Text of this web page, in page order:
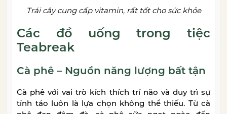
Trái cây cung cấp vitamin, rất tốt cho sức khỏe
Các đồ uống trong tiệc
Teabreak
Cà phê – Nguồn năng lượng bất tận
Cà phê với vai trò kích thích trí não và duy trì sự
tỉnh táo luôn là lựa chọn không thể thiếu. Từ cà